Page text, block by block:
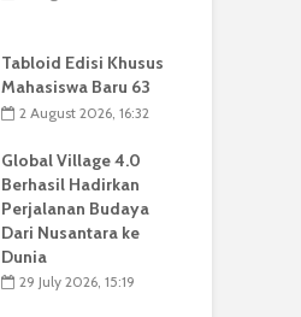
Tabloid Edisi Khusus
Mahasiswa Baru 63
2 August 2026, 16:32
Global Village 4.0
Berhasil Hadirkan
Perjalanan Budaya
Dari Nusantara ke
Dunia
29 July 2026, 15:19